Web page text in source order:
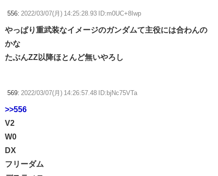
556: 2022/03/07(月) 14:25:28.93 ID:m0UC+8Iwp
やっぱり重武装なイメージのガンダムて主役には合わんの
かな
たぶんZZ以降ほとんど無いやろし
569: 2022/03/07(月) 14:26:57.48 ID:bjNc75VTa
>>556
V2
W0
DX
フリーダム